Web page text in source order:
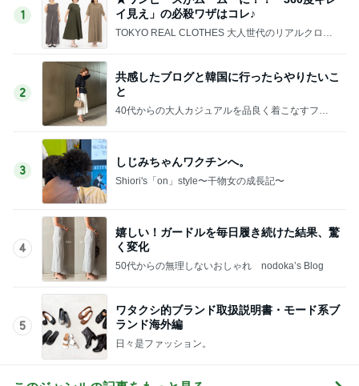
1
イ見え」の必殺ワザはコレ♪
TOKYO REAL CLOTHES 大人世代のリアルクロー
2
共感したブログと韓国に行ったらやりたいこ
と
40代からの大人カジュアルを品良く着こなすファ
3
しじみちゃんワクチンへ。
Shiori's「on」style〜干物女の成長記〜
4
嬉しい！ガードルを毎日履き続けた結果、驚
く変化
50代からの無理しないおしゃれ nodoka’s Blog
5
ワタクシ的ブランド取扱説明書・モード系ブ
ランド海外編
日々是ファッション。